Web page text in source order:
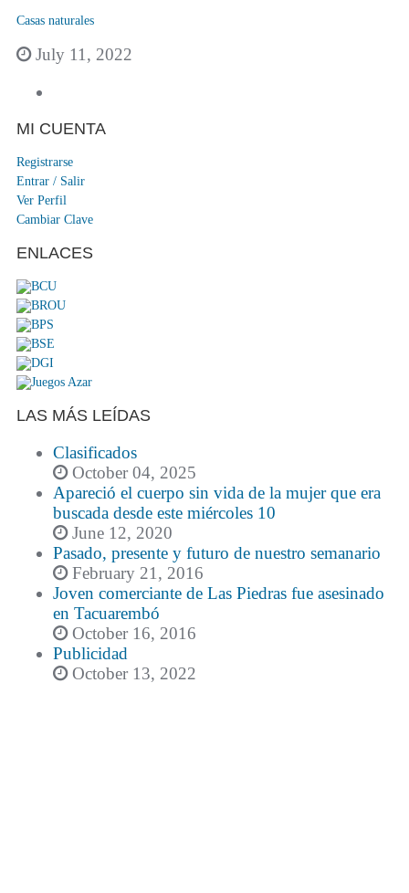
Casas naturales
July 11, 2022
MI CUENTA
Registrarse
Entrar / Salir
Ver Perfil
Cambiar Clave
ENLACES
LAS MÁS LEÍDAS
Clasificados
October 04, 2025
Apareció el cuerpo sin vida de la mujer que era
buscada desde este miércoles 10
June 12, 2020
Pasado, presente y futuro de nuestro semanario
February 21, 2016
Joven comerciante de Las Piedras fue asesinado
en Tacuarembó
October 16, 2016
Publicidad
October 13, 2022